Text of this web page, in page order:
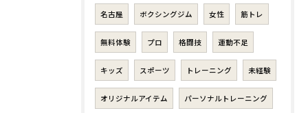
名古屋 ボクシングジム 女性 筋トレ
無料体験 プロ 格闘技 運動不足
キッズ スポーツ トレーニング 未経験
オリジナルアイテム パーソナルトレーニング